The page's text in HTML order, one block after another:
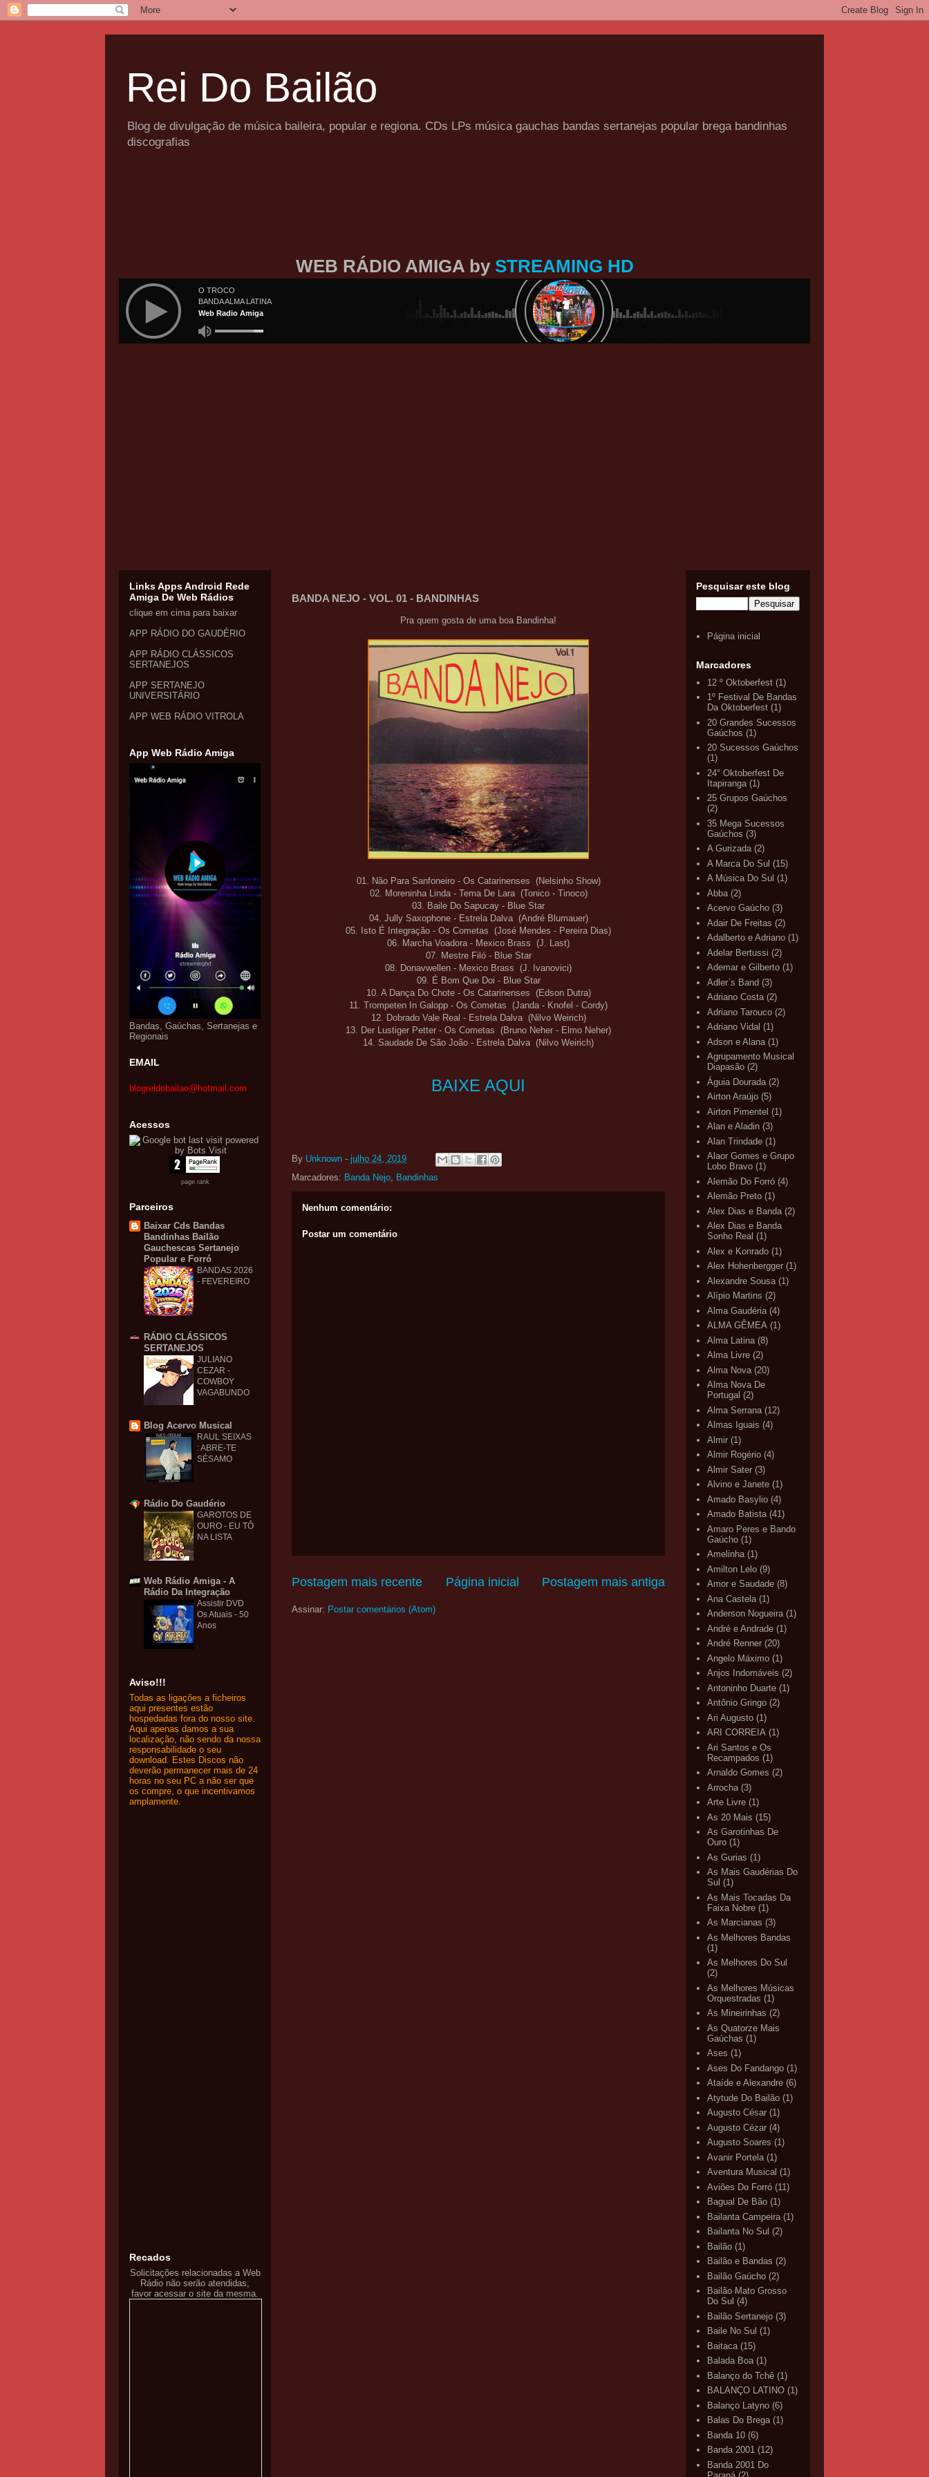
Rei Do Bailão
Blog de divulgação de música baileira, popular e regiona. CDs LPs música gauchas bandas sertanejas popular brega bandinhas
discografias
WEB RÁDIO AMIGA by STREAMING HD
BANDA NEJO - VOL. 01 - BANDINHAS
Pra quem gosta de uma boa Bandinha!
01. Não Para Sanfoneiro - Os Catarinenses (Nelsinho Show)
02. Moreninha Linda - Tema De Lara (Tonico - Tinoco)
03. Baile Do Sapucay - Blue Star
04. Jully Saxophone - Estrela Dalva (André Blumauer)
05. Isto É Integração - Os Cometas (José Mendes - Pereira Dias)
06. Marcha Voadora - Mexico Brass (J. Last)
07. Mestre Filó - Blue Star
08. Donavwellen - Mexico Brass (J. Ivanovici)
09. É Bom Que Doi - Blue Star
10. A Dança Do Chote - Os Catarinenses (Edson Dutra)
11. Trompeten In Galopp - Os Cometas (Janda - Knofel - Cordy)
12. Dobrado Vale Real - Estrela Dalva (Nilvo Weirich)
13. Der Lustiger Petter - Os Cometas (Bruno Neher - Elmo Neher)
14. Saudade De São João - Estrela Dalva (Nilvo Weirich)
BAIXE AQUI
By Unknown - julho 24, 2019
Marcadores: Banda Nejo, Bandinhas
Nenhum comentário:
Postar um comentário
Postagem mais recente Postagem mais antiga
Página inicial
Assinar: Postar comentários (Atom)
Links Apps Android Rede
Amiga De Web Rádios
clique em cima para baixar
APP RÁDIO DO GAUDÉRIO
APP RÁDIO CLÁSSICOS
SERTANEJOS
APP SERTANEJO
UNIVERSITÁRIO
APP WEB RÁDIO VITROLA
App Web Rádio Amiga
Bandas, Gaúchas, Sertanejas e
Regionais
EMAIL
blogreidobailao@hotmail.com
Acessos
page rank
Parceiros
Baixar Cds Bandas
Bandinhas Bailão
Gauchescas Sertanejo
Popular e Forró
BANDAS 2026
- FEVEREIRO
RÁDIO CLÁSSICOS
SERTANEJOS
JULIANO
CEZAR -
COWBOY
VAGABUNDO
Blog Acervo Musical
RAUL SEIXAS
: ABRE-TE
SÉSAMO
Rádio Do Gaudério
GAROTOS DE
OURO - EU TÔ
NA LISTA
Web Rádio Amiga - A
Rádio Da Integração
Assistir DVD
Os Atuais - 50
Anos
Aviso!!!
Todas as ligações a ficheiros
aqui presentes estão
hospedadas fora do nosso site.
Aqui apenas damos a sua
localização, não sendo da nossa
responsabilidade o seu
download. Estes Discos não
deverão permanecer mais de 24
horas no seu PC a não ser que
os compre, o que incentivamos
amplamente.
Recados
Solicitações relacionadas a Web
Rádio não serão atendidas,
favor acessar o site da mesma.
Pesquisar este blog
Página inicial
Marcadores
12 º Oktoberfest (1)
1º Festival De Bandas
Da Oktoberfest (1)
20 Grandes Sucessos
Gaúchos (1)
20 Sucessos Gaúchos
(1)
24° Oktoberfest De
Itapiranga (1)
25 Grupos Gaúchos
(2)
35 Mega Sucessos
Gaúchos (3)
A Gurizada (2)
A Marca Do Sul (15)
A Música Do Sul (1)
Abba (2)
Acervo Gaúcho (3)
Adair De Freitas (2)
Adalberto e Adriano (1)
Adelar Bertussi (2)
Ademar e Gilberto (1)
Adler`s Band (3)
Adriano Costa (2)
Adriano Tarouco (2)
Adriano Vidal (1)
Adson e Alana (1)
Agrupamento Musical
Diapasão (2)
Águia Dourada (2)
Airton Araújo (5)
Airton Pimentel (1)
Alan e Aladin (3)
Alan Trindade (1)
Alaor Gomes e Grupo
Lobo Bravo (1)
Alemão Do Forró (4)
Alemão Preto (1)
Alex Dias e Banda (2)
Alex Dias e Banda
Sonho Real (1)
Alex e Konrado (1)
Alex Hohenbergger (1)
Alexandre Sousa (1)
Alípio Martins (2)
Alma Gaudéria (4)
ALMA GÊMEA (1)
Alma Latina (8)
Alma Livre (2)
Alma Nova (20)
Alma Nova De
Portugal (2)
Alma Serrana (12)
Almas Iguais (4)
Almir (1)
Almir Rogério (4)
Almir Sater (3)
Alvino e Janete (1)
Amado Basylio (4)
Amado Batista (41)
Amaro Peres e Bando
Gaúcho (1)
Amelinha (1)
Amilton Lelo (9)
Amor e Saudade (8)
Ana Castela (1)
Anderson Nogueira (1)
André e Andrade (1)
André Renner (20)
Angelo Máximo (1)
Anjos Indomáveis (2)
Antoninho Duarte (1)
Antônio Gringo (2)
Ari Augusto (1)
ARI CORREIA (1)
Ari Santos e Os
Recampados (1)
Arnaldo Gomes (2)
Arrocha (3)
Arte Livre (1)
As 20 Mais (15)
As Garotinhas De
Ouro (1)
As Gurias (1)
As Mais Gaudérias Do
Sul (1)
As Mais Tocadas Da
Faixa Nobre (1)
As Marcianas (3)
As Melhores Bandas
(1)
As Melhores Do Sul
(2)
As Melhores Músicas
Orquestradas (1)
As Mineirinhas (2)
As Quatorze Mais
Gaúchas (1)
Ases (1)
Ases Do Fandango (1)
Ataíde e Alexandre (6)
Atytude Do Bailão (1)
Augusto César (1)
Augusto Cézar (4)
Augusto Soares (1)
Avanir Portela (1)
Aventura Musical (1)
Aviões Do Forró (11)
Bagual De Bão (1)
Bailanta Campeira (1)
Bailanta No Sul (2)
Bailão (1)
Bailão e Bandas (2)
Bailão Gaúcho (2)
Bailão Mato Grosso
Do Sul (4)
Bailão Sertanejo (3)
Baile No Sul (1)
Baitaca (15)
Balada Boa (1)
Balanço do Tchê (1)
BALANÇO LATINO (1)
Balanço Latyno (6)
Balas Do Brega (1)
Banda 10 (6)
Banda 2001 (12)
Banda 2001 Do